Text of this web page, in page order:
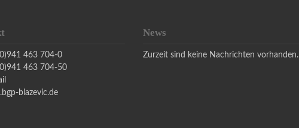
463 704-0
463 704-50
blazevic.de
News
Zurzeit sind keine Nachrichten vorhanden.